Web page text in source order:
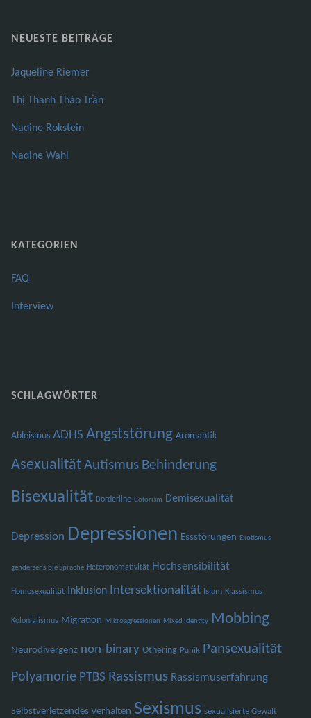
NEUESTE BEITRÄGE
Jaqueline Riemer
Thị Thanh Thảo Trần
Nadine Rokstein
Nadine Wahl
KATEGORIEN
FAQ
Interview
SCHLAGWÖRTER
Ableismus ADHS Angststörung Aromantik
AsexualitätAutismus Behinderung
Bisexualität Borderline Colorism Demisexualität
Depression Depressionen Essstörungen Exotismus
gendersensible Sprache Heteronomativität Hochsensibilität
Homosexualität Inklusion Intersektionalität Islam Klassismus
Kolonialismus Migration Mikroagressionen Mixed Identity Mobbing
Neurodivergenz non-binary Othering Panik Pansexualität
Polyamorie PTBS Rassismus Rassismuserfahrung
Selbstverletzendes Verhalten Sexismus sexualisierte Gewalt